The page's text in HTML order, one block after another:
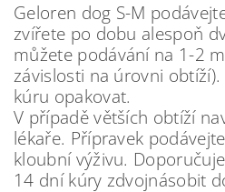
Geloren dog S-M
zvířete po dobu alespoň
můžete podávání na 1-2
závislosti na úrovni
kúru opakovat.
V případě větších obtíží
lékaře. Přípravek
kloubní výživu.
14 dní kúry zdvojnásobit